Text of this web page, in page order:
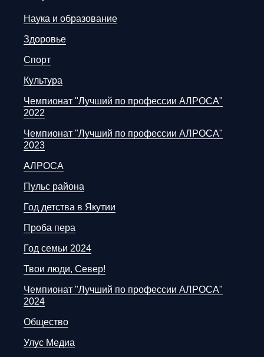
Наука и образование
Здоровье
Спорт
Культура
Чемпионат "Лучший по профессии АЛРОСА"
2022
Чемпионат "Лучший по профессии АЛРОСА"
2023
АЛРОСА
Пульс района
Год детства в Якутии
Проба пера
Год семьи 2024
Твои люди, Север!
Чемпионат "Лучший по профессии АЛРОСА"
2024
Общество
Улус Медиа